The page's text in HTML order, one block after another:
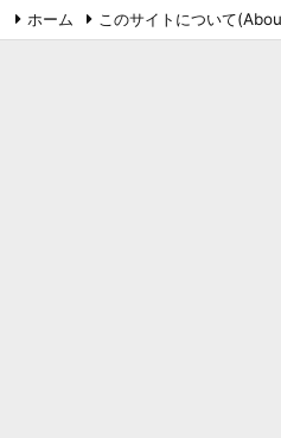
ホーム このサイトについて